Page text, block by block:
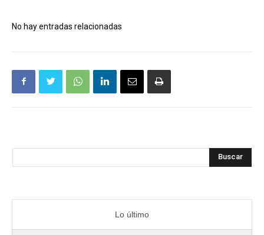
No hay entradas relacionadas
Buscar
Lo último